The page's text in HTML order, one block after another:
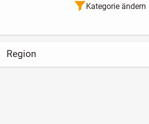
Kategorie ändern
Region